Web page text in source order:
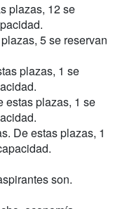
plazas, 12 se
5 se reservan
plazas, 1 se
estas plazas, 1 se
De estas plazas, 1
son.